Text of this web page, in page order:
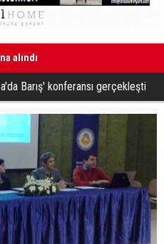
Barış' konferansı gerçekleşti